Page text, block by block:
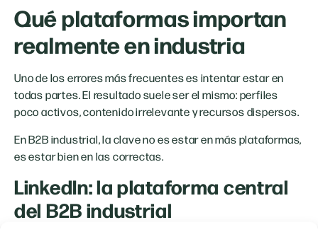
Qué plataformas importan
realmente en industria
Uno de los errores más frecuentes es intentar estar en
todas partes. El resultado suele ser el mismo: perfiles
poco activos, contenido irrelevante y recursos dispersos.
En B2B industrial, la clave no es estar en más plataformas,
es estar bien en las correctas.
LinkedIn: la plataforma central
del B2B industrial